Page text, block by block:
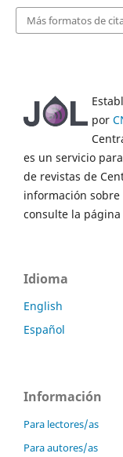
Más formatos de
por
es un servicio
de revistas de
información sobre
consulte la página
Idioma
English
Español
Información
Para lectores/as
Para autores/as